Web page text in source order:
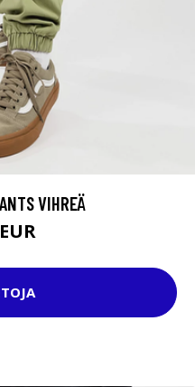
VIHREÄ